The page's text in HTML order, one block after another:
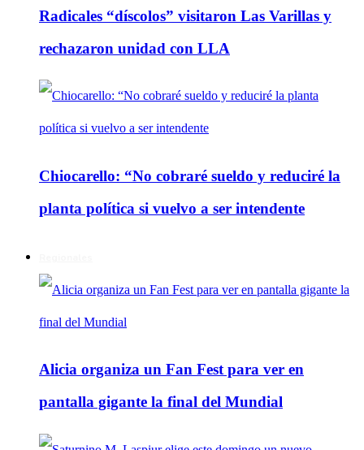
Radicales “díscolos” visitaron Las Varillas y
rechazaron unidad con LLA
Chiocarello: “No cobraré sueldo y reduciré la
planta política si vuelvo a ser intendente
Alicia organiza un Fan Fest para ver en
pantalla gigante la final del Mundial